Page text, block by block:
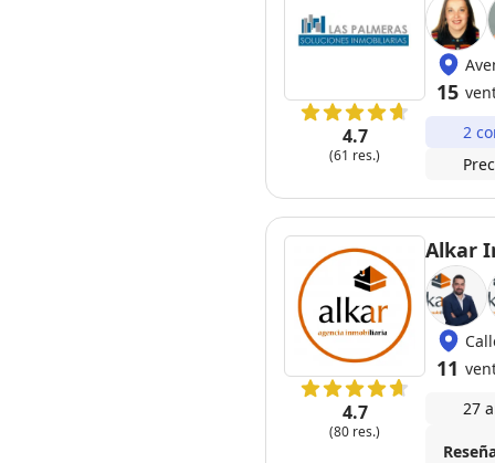
4.7
(61 res.)
15
2
4.7
(80 res.)
Alkar
11
27